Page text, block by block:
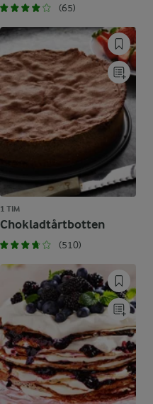
(65)
1 TIM
Chokladtårtbotten
(510)